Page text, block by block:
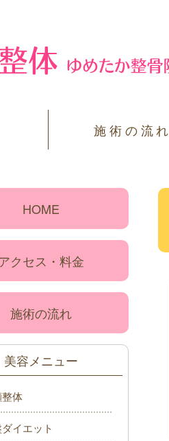
施術の流れ
HOME
クセス・料金
施術の流れ
美容メニュー
体
イエット